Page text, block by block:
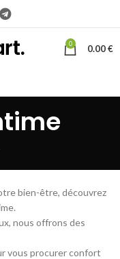
0 0.00€
bien-être, découvrez
nous offrons des
vous procurer confort